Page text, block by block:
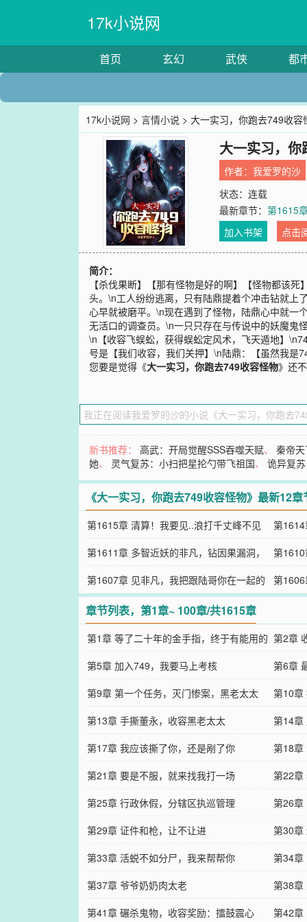
17k小说网
首页 玄幻 武侠 都
17k小说网 >言情小说 > 大一实习，你跑去749收容
大一实习，你
作者：我爱罗的沙
状态：连载
最新章节：第1615
加入书架
点击
简介：
【杀伐果断】【那有怪物是好的啊】【怪物都该
头。\n工人纷纷逃离，只有陆鼎提着个冲击钻就上
心早就被磨平。\n现在遇到了怪物，陆鼎心中就一
无活口的调查员。\n一只只存在与传说中的妖魔鬼
\n【收容飞蜈蚣，获得蜈蚣定风术，飞天遁地】
号是【我们收容，我们关押】\n陆鼎：【虽然我是
您要是觉得《大一实习，你跑去749收容怪物》还
新书推荐：高武：开局觉醒SSS吞噬天赋、秦帝
她、 灵气复苏：小扫把星抡勺带飞祖国、诡异复
《大一实习，你跑去749收容怪物》最新12章
第1615章 清算！我要见..浪打千丈峰不见
顶，水淹万里寸土不留!
第
大的了
第1611章 多智近妖的非凡，钻因果漏洞，
还要利用因果反向清算！
第
眼，灵
第1607章 见非凡，我把跟陆哥你在一起的
日子，兑水喝了又喝
第
章节列表，第1章~ 100章/共1615章
第1章 等了二十年的金手指，终于有能用的
希望了
第2章
第5章 加入749，我要马上考核
第6章
第9章 第一个任务，灭门惨案，黑老太太
第10章
第13章 手撕董永，收容黑老太太
第14章
第17章 我应该撕了你，还是剐了你
第18章
第21章 要是不服，就来找我打一场
第22章
第25章 行政休假，分辖区执巡管理
第26章
马威
第29章 证件和枪，让不让进
第30章
第33章 活蜕不如分尸，我来帮帮你
第34章
第37章 爷爷奶奶肉太老
第38章
第41章 碾杀鬼物，收容奖励：擂鼓震心
第42章